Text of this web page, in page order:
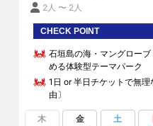
2人 〜 2人
CHECK POINT
石垣島の海・マングロー
める体験型テーマパーク
1日 or 半日チケットで無
由〕
木
金
土